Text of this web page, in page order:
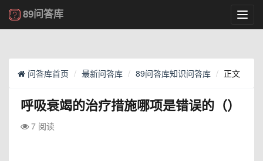
89问答库
问答库首页 最新问答库 89问答库知识问答库 正文
呼吸衰竭的治疗措施哪项是错误的（）
7 阅读